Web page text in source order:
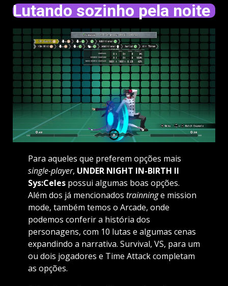
Lutando sozinho pela noite
Para aqueles que preferem opções mais
single-player, UNDER NIGHT IN-BIRTH II
Sys:Celes possui algumas boas opções.
Além dos já mencionados trainninge mission
mode, também temos o Arcade, onde
podemos conferir a história dos
personagens, com 10 lutas e algumas cenas
expandindo a narrativa. Survival, VS, para um
ou dois jogadores e Time Attack completam
as opções.